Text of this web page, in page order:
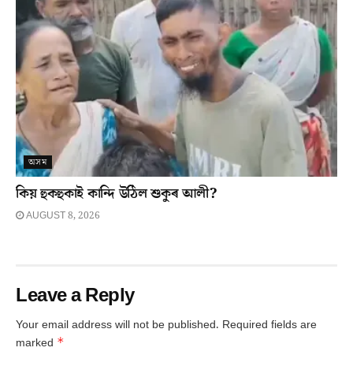
অসম
কিয় হুকহুকাই কান্দি উঠিল শুকুৰ আলী?
AUGUST 8, 2026
Leave a Reply
Your email address will not be published. Required fields are
marked *